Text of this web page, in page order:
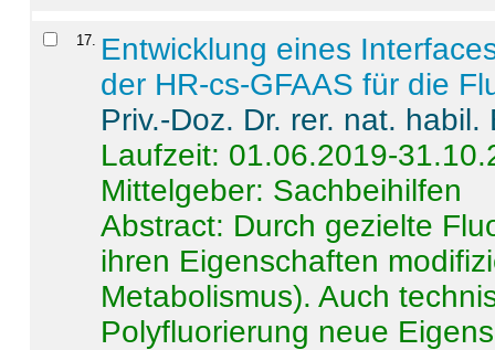
17
Entwicklung eines
der HR-cs-GFAAS für die
Priv.-Doz. Dr. rer. nat.
Laufzeit: 01.06.2019-
Mittelgeber: Sachbeihilfen
Abstract: Durch gezielte
ihren Eigenschaften
Metabolismus). Auch
Polyfluorierung neue